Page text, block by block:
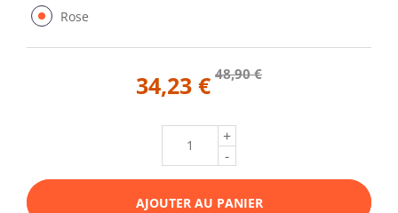
Rose
34,23 € 48,90 €
+
-
AJOUTER AU PANIER